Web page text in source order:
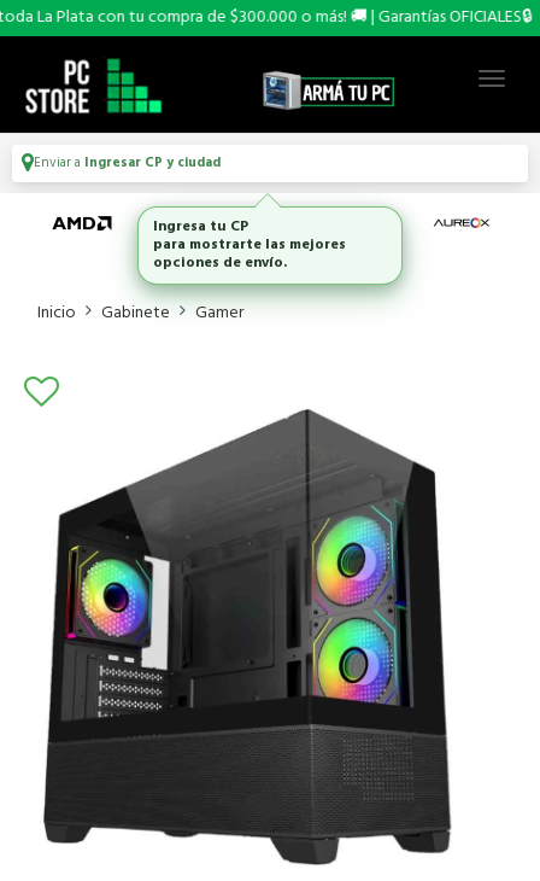
La Plata con tu compra de $300.000 o más! 🚚 | Garantías OFICIALES🔒
Enviar a Ingresar CP y ciudad
Inicio Gabinete Gamer
Ingresa tu CP
para mostrarte las mejores
opciones de envío.